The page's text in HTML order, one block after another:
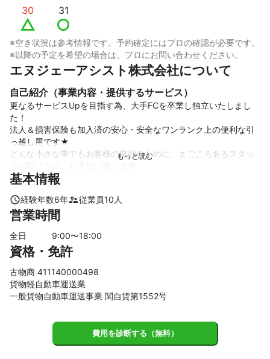
30 31
※空き状況は参考情報です。予約確定にはプロの確認が必要です。
※以降の予定を希望の場合は、プロにお問い合わせください。
エヌジェーアシスト株式会社について
自己紹介（事業内容・提供するサービス）
更なるサービスUpを目指す為、大手FCを卒業し独立いたしまし
た！
法人＆損害保険も加入済の安心・安全なワンランク上の便利な引
っ越し屋です★
どんな小さな事でもお客様の笑顔のために、まごころあるスタッ
安いのに上質でコスパGood！『ローコストハイクォリティ』がモ
★まずはお気軽にお問合せを★
これまでの実績
刈り、家具組み立て、遺品整理、家具の移動、リフォーム、庭木
の伐採、各種代行　等　さまざまなお困りごとをお手伝いいたし
アピールポイント
ゴルフが好きでゴルフ業界に２０年勤務しておりました。
某グループコースで１０年修行をした後、最終的にゴルフ場の支
人と接することが好きで、特に困っている方を見るとついつい手
助けしてしまう性格です。
基本情報
経験年数6年 従業員10 人
営業時間
全日 9:00〜18:00
資格・免許
古物商 411140000498
貨物軽自動車運送業
一般貨物自動車運送事業 関自貨第1552号
費用を診断する（無料）